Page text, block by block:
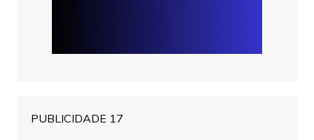
PUBLICIDADE 17